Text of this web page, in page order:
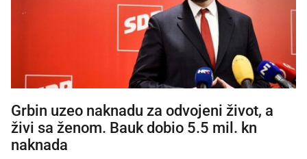
Grbin uzeo naknadu za odvojeni život, a
živi sa ženom. Bauk dobio 5.5 mil. kn
naknada